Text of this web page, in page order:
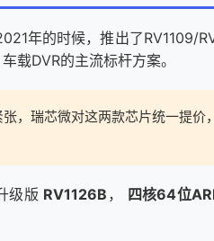
年的时候，推出了RV1109/
车载DVR的主流标杆方案。
，瑞芯微对这两款芯片统一提
级版 RV1126B ， 四核64位